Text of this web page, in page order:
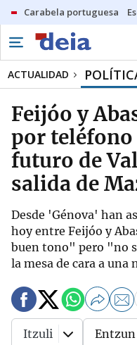
Carabela portuguesa
ACTUALIDAD
Feijóo y
por teléfono
futuro de
salida de
Desde 'Génova' han
hoy entre Feijóo y
buen tono" pero "no
la mesa de cara a
Itzuli Entzun